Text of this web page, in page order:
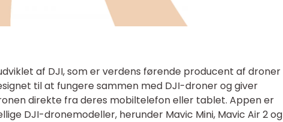
af DJI, som er verdens førende producent af droner
til at fungere sammen med DJI-droner og giver
direkte fra deres mobiltelefon eller tablet. Appen er
DJI-dronemodeller, herunder Mavic Mini, Mavic Air 2 og